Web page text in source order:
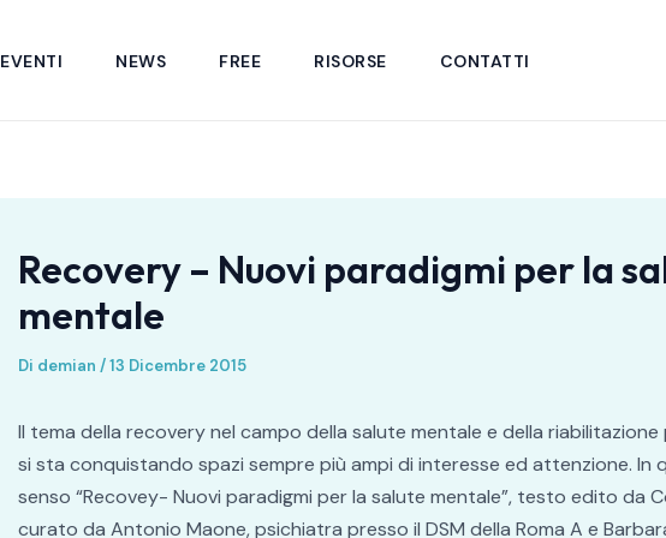
EVENTI NEWS FREE RISORSE CONTATTI
Recovery – Nuovi paradigmi per la
mentale
Di demian /13 Dicembre 2015
Il tema della recovery nel campo della salute mentale e della
si sta conquistando spazi sempre più ampi di interesse ed attenzione. In
senso “Recovey- Nuovi paradigmi per la salute mentale”, testo edito da
curato da Antonio Maone, psichiatra presso il DSM della Roma A e